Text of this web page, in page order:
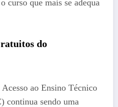
curso que mais se adequa
do
ao Ensino Técnico
continua sendo uma